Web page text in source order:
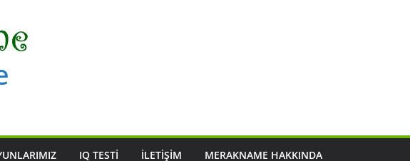
IQ TESTI İLETIŞIM MERAKNAME HAKKINDA